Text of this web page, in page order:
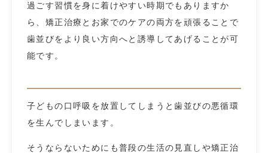
過ごす習慣を身に着けやすい時期でもありますか
ら、矯正治療とお家でのケアの両方を頑張ることで
歯並びをより良い方向へと誘導してあげることが可
能です。
子どもの口呼吸を放置してしまうと歯並びの悪循環
を生んでしまいます。
そうならないためにも普段の生活の見直しや矯正治